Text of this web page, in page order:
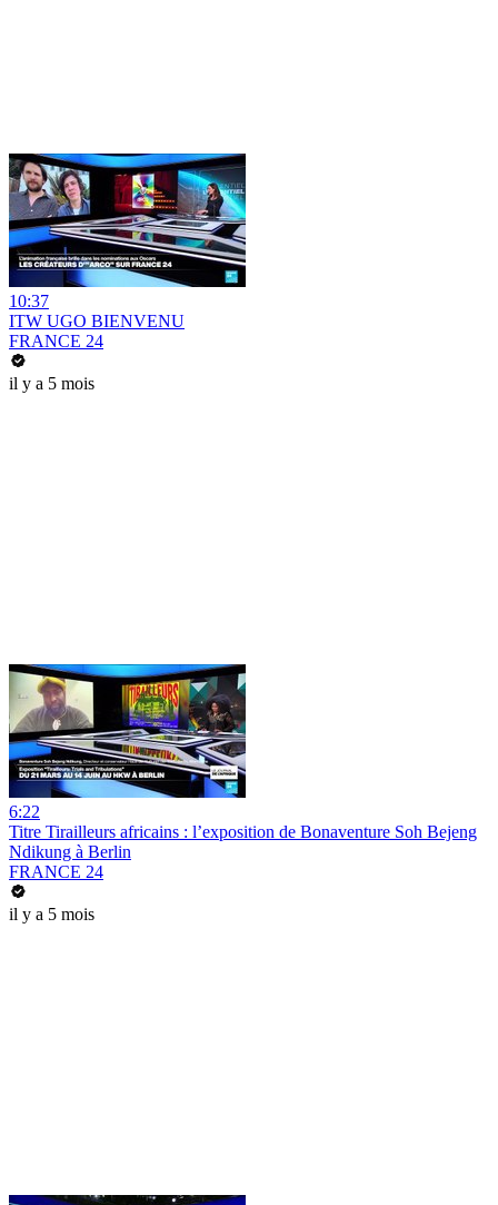
10:37
ITW UGO BIENVENU
FRANCE 24
il y a 5 mois
6:22
Titre Tirailleurs africains : l’exposition de Bonaventure Soh Bejeng
Ndikung à Berlin
FRANCE 24
il y a 5 mois